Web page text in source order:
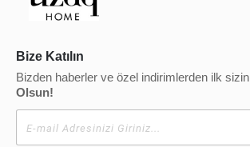
Bize Katılın
Bizden haberler ve özel indirimlerden ilk sizin
Olsun!